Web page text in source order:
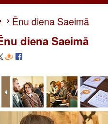
Ēnu diena Saeimā
diena Saeimā